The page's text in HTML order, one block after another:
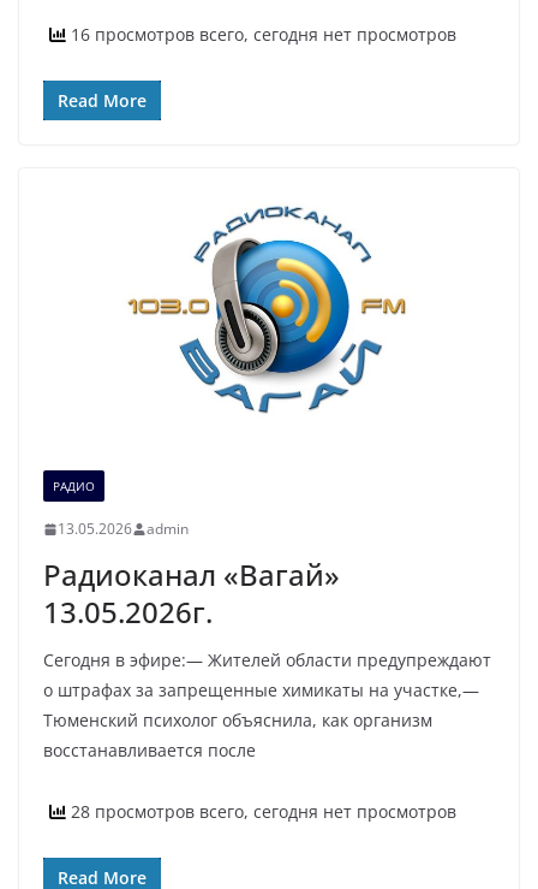
16 просмотров всего, сегодня нет просмотров
Read More
РАДИО
13.05.2026 admin
Радиоканал «Вагай»
13.05.2026г.
Сегодня в эфире:— Жителей области предупреждают
о штрафах за запрещенные химикаты на участке,—
Тюменский психолог объяснила, как организм
восстанавливается после
28 просмотров всего, сегодня нет просмотров
Read More